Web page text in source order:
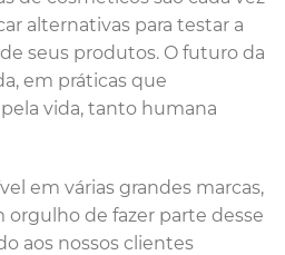
alternativas para testar a
seus produtos. O futuro da
em práticas que
vida, tanto humana
em várias grandes marcas,
orgulho de fazer parte desse
aos nossos clientes